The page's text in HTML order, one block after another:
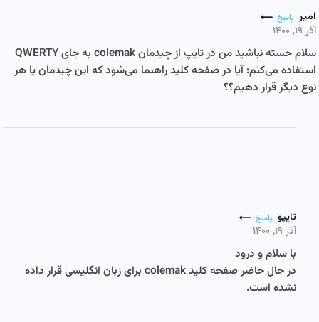
امیر پاسخ
آذر ۱۹, ۱۴۰۰
سلام خسته نباشید من در تایپ از چیدمان colemak به جای QWERTY
استفاده می‌کنم؛ آیا در صفحه کلید راهنما می‌شود که این چیدمان یا هر
نوع دیگر قرار دهیم؟؟
تایپو پاسخ
آذر ۱۹, ۱۴۰۰
با سلام و درود
در حال حاضر صفحه کلید colemak برای زبان انگلیسی قرار داده
نشده است.